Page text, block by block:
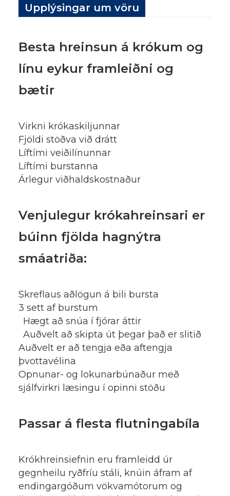
Upplýsingar um vöru
Besta hreinsun á krókum og
línu eykur framleiðni og
bætir
Virkni krókaskiljunnar
Fjöldi stöðva við drátt
Líftími veiðilínunnar
Líftími burstanna
Árlegur viðhaldskostnaður
Venjulegur krókahreinsari er
búinn fjölda hagnýtra
smáatriða:
Skreflaus aðlögun á bili bursta
3 sett af burstum
Hægt að snúa í fjórar áttir
Auðvelt að skipta út þegar það er slitið
Auðvelt er að tengja eða aftengja
þvottavélina
Opnunar- og lokunarbúnaður með
sjálfvirkri læsingu í opinni stöðu
Passar á flesta flutningabíla
Krókhreinsiefnin eru framleidd úr
gegnheilu ryðfríu stáli, knúin áfram af
endingargóðum vökvamótorum og